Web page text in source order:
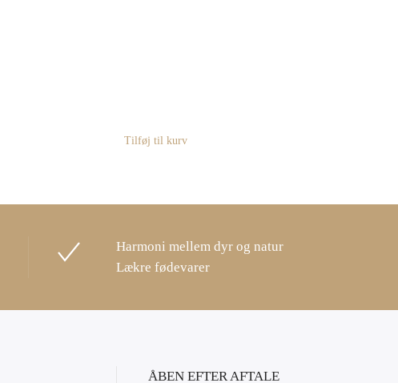
Tilføj til kurv
Harmoni mellem dyr og natur
Lækre fødevarer
ÅBEN EFTER AFTALE